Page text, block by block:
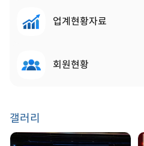
업계현황자료
회원현황
갤러리